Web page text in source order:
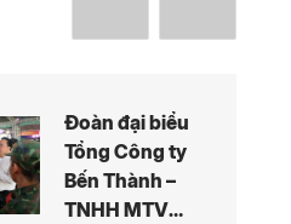
Đoàn đại biểu
Tổng Công ty
Bến Thành –
TNHH MTV